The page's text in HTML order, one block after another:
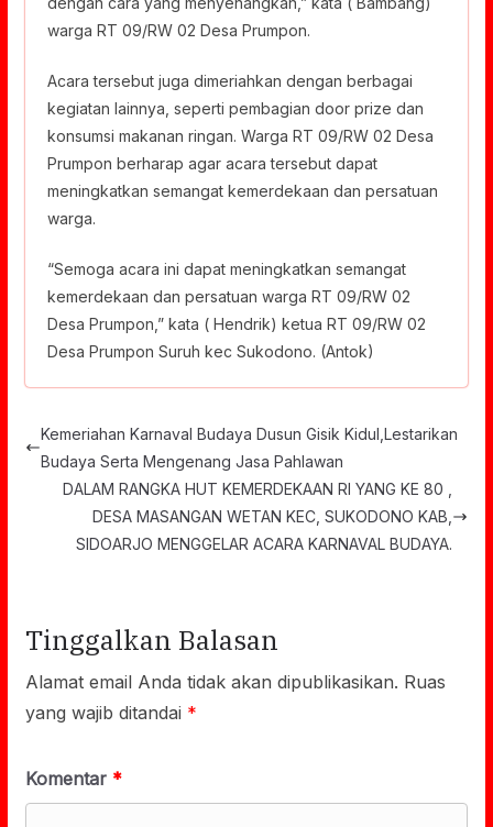
warga RT 09/RW 02 Desa Prumpon.
Acara tersebut juga dimeriahkan dengan berbagai
kegiatan lainnya, seperti pembagian door prize dan
konsumsi makanan ringan. Warga RT 09/RW 02 Desa
Prumpon berharap agar acara tersebut dapat
meningkatkan semangat kemerdekaan dan persatuan
warga.
“Semoga acara ini dapat meningkatkan semangat
kemerdekaan dan persatuan warga RT 09/RW 02
Desa Prumpon,” kata ( Hendrik) ketua RT 09/RW 02
Desa Prumpon Suruh kec Sukodono. (Antok)
Kemeriahan Karnaval Budaya Dusun Gisik Kidul,Lestarikan
Budaya Serta Mengenang Jasa Pahlawan
DALAM RANGKA HUT KEMERDEKAAN RI YANG KE 80 ,
DESA MASANGAN WETAN KEC, SUKODONO KAB,
SIDOARJO MENGGELAR ACARA KARNAVAL BUDAYA.
Tinggalkan Balasan
Alamat email Anda tidak akan dipublikasikan. Ruas
yang wajib ditandai *
Komentar *